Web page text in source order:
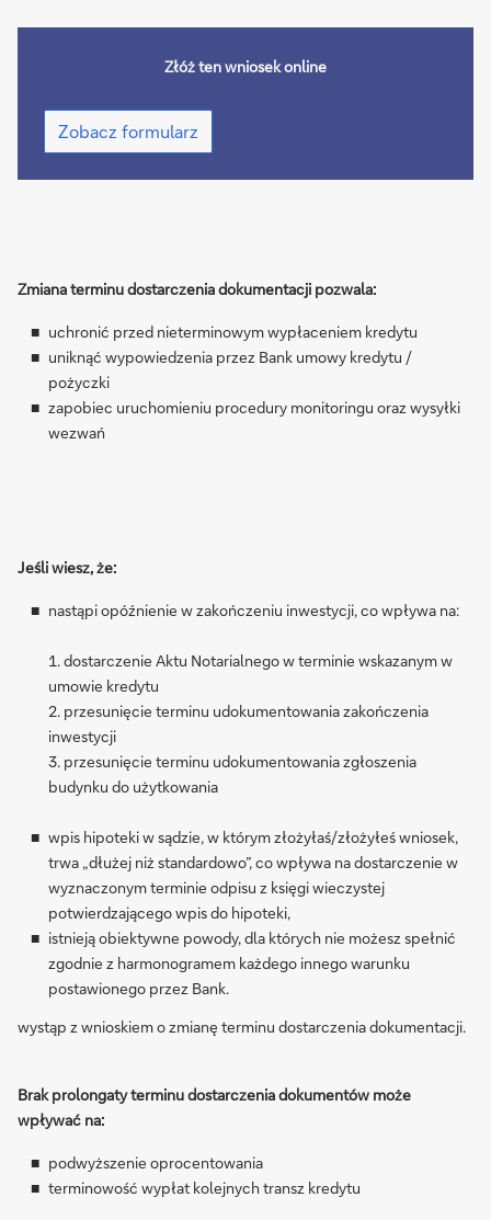
Złóż ten wniosek online
Zobacz
formularz
Zobacz formularz
Zmiana terminu dostarczenia dokumentacji pozwala:
uchronić przed nieterminowym wypłaceniem kredytu
uniknąć wypowiedzenia przez Bank umowy kredytu /
pożyczki
zapobiec uruchomieniu procedury monitoringu oraz wysyłki
wezwań
Jeśli wiesz, że:
nastąpi opóźnienie w zakończeniu inwestycji, co wpływa na:
1. dostarczenie Aktu Notarialnego w terminie wskazanym w
umowie kredytu
2. przesunięcie terminu udokumentowania zakończenia
inwestycji
3. przesunięcie terminu udokumentowania zgłoszenia
budynku do użytkowania
wpis hipoteki w sądzie, w którym złożyłaś/złożyłeś wniosek,
trwa „dłużej niż standardowo”, co wpływa na dostarczenie w
wyznaczonym terminie odpisu z księgi wieczystej
potwierdzającego wpis do hipoteki,
istnieją obiektywne powody, dla których nie możesz spełnić
zgodnie z harmonogramem każdego innego warunku
postawionego przez Bank.
wystąp z wnioskiem o zmianę terminu dostarczenia dokumentacji.
Brak prolongaty terminu dostarczenia dokumentów może
wpływać na:
podwyższenie oprocentowania
terminowość wypłat kolejnych transz kredytu